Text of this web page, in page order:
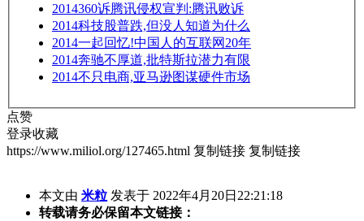
2014360诉腾讯侵权宣判:腾讯败诉
2014科技股普跌,但没人知道为什么
2014一起回忆!中国人的互联网20年
2014奔驰不厚道,批特斯拉潜力有限
2014不只电商,亚马逊图谋硬件市场
点赞
登录收藏
https://www.miliol.org/127465.html 复制链接 复制链接
本文由 米粒 发表于 2022年4月20日22:21:18
转载请务必保留本文链接：